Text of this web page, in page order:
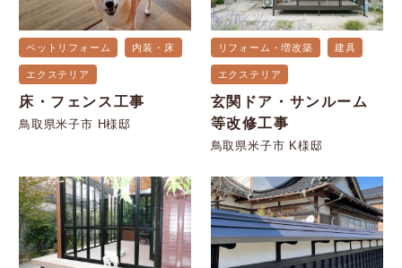
ペットリフォーム 内装・床
エクステリア
床・フェンス工事
鳥取県米子市 H様邸
リフォーム・増改築 建具
エクステリア
玄関ドア・サンルーム
等改修工事
鳥取県米子市 K様邸